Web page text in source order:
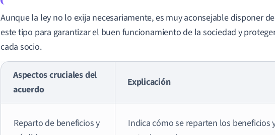
Aunque la ley no lo exija necesariamente, es muy aconsejable disponer
este tipo para garantizar el buen funcionamiento de la sociedad y
cada socio.
Aspectos cruciales del
acuerdo
Explicación
Reparto de beneficios y
Indica cómo se reparten los beneficios